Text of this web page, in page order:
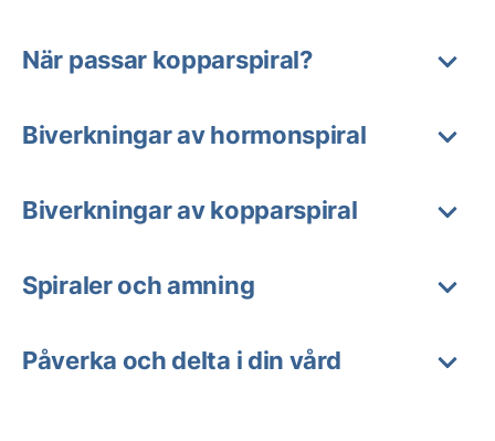
När passar kopparspiral?
Biverkningar av hormonspiral
Biverkningar av kopparspiral
Spiraler och amning
Påverka och delta i din vård